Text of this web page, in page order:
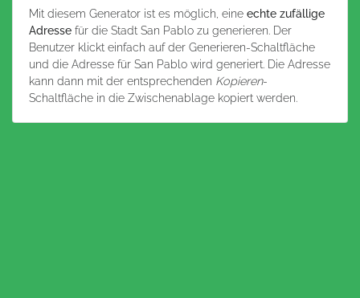
Mit diesem Generator ist es möglich, eine echte zufällige
Adresse für die Stadt San Pablo zu generieren. Der
Benutzer klickt einfach auf der Generieren-Schaltfläche
und die Adresse für San Pablo wird generiert. Die Adresse
kann dann mit der entsprechenden Kopieren-
Schaltfläche in die Zwischenablage kopiert werden.